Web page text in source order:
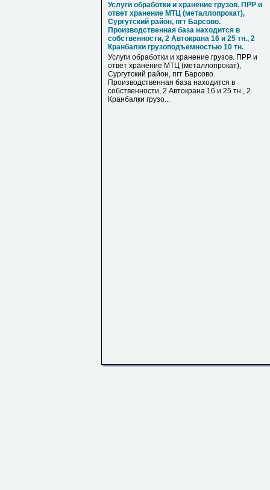
Услуги обработки и хранение грузов. ПРР и
ответ хранение МТЦ (металлопрокат),
Сургутский район, пгт Барсово.
Производственная база находится в
собственности, 2 Автокрана 16 и 25 тн., 2
Кранбалки грузоподъемностью 10 тн.
Услуги обработки и хранение грузов. ПРР и
ответ хранение МТЦ (металлопрокат),
Сургутский район, пгт Барсово.
Производственная база находится в
собственности, 2 Автокрана 16 и 25 тн., 2
Кранбалки грузо...